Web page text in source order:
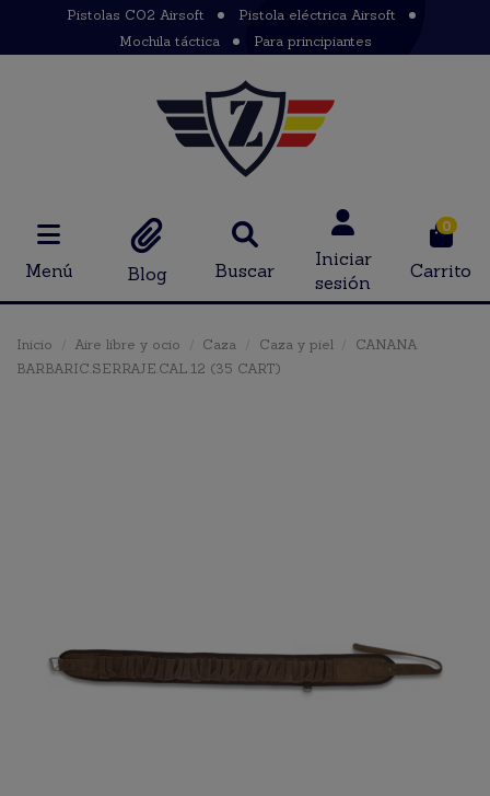
Pistolas CO2 Airsoft
Pistola eléctrica Airsoft
Mochila táctica
Para principiantes
Menú Blog Buscar
Iniciar
sesión
0
Carrito
Inicio Aire libre y ocio Caza Caza y piel
CANANA
BARBARIC.SERRAJE.CAL.12 (35 CART)